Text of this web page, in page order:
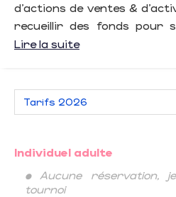
d’actions de ventes &
recueillir des fonds pour
Lire la suite
Individuel adulte
• Aucune réservation,
tournoi